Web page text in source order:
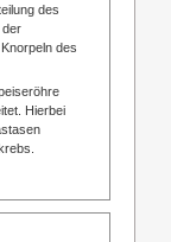
des
der
des
Hierbei